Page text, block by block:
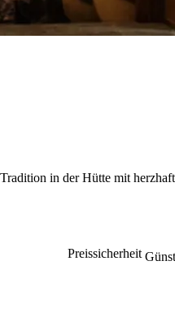
in der Hütte mit
Preissicherheit